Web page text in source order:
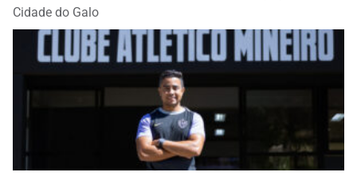
Cidade do Galo